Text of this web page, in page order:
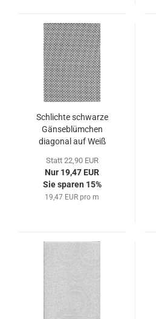
Schlichte schwarze
Gänseblümchen
diagonal auf Weiß
Statt 22,90 EUR
Nur 19,47 EUR
Sie sparen 15%
19,47 EUR pro m